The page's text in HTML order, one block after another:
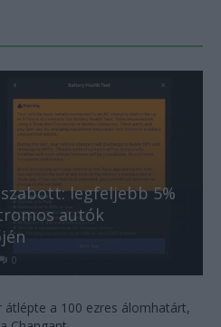
legfeljebb 5%
autók
0
a 100 ezres álomhatárt,